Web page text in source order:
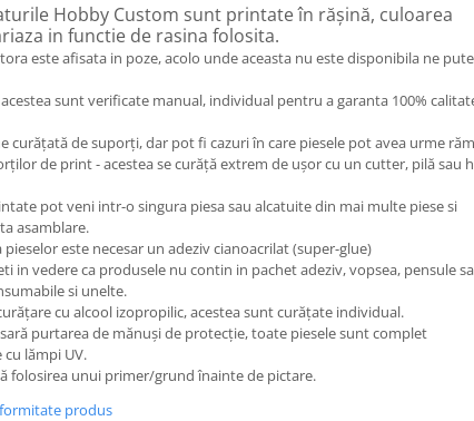
Hobby Custom sunt printate în rășină, culoarea
in functie de rasina folosita.
este afisata in poze, acolo unde aceasta nu este disponibila ne
sunt verificate manual, individual pentru a garanta 100%
curățată de suporți, dar pot fi cazuri în care piesele pot avea urme
de print - acestea se curăță extrem de ușor cu un cutter, pilă sau
pot veni intr-o singura piesa sau alcatuite din mai multe piese si
asamblare.
este necesar un adeziv cianoacrilat (super-glue)
in vedere ca produsele nu contin in pachet adeziv, vopsea, pensule
si unelte.
cu alcool izopropilic, acestea sunt curățate individual.
purtarea de mănuși de protecție, toate piesele sunt complet
lămpi UV.
folosirea unui primer/grund înainte de pictare.
produs